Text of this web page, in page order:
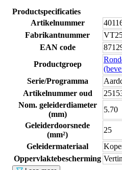
Productspecificaties
Artikelnummer
Fabrikantnummer
EAN code
Productgroep
Serie/Programma
Artikelnummer oud
Nom. geleiderdiameter
(mm)
5.70
Geleiderdoorsnede
(mm²)
25
Geleidermateriaal
Oppervlaktebescherming